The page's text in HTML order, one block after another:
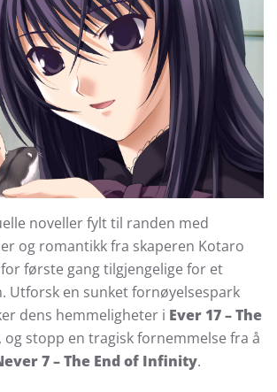
noveller fylt til randen med
og romantikk fra skaperen Kotaro
første gang tilgjengelige for et
Utforsk en sunket fornøyelsespark
dens hemmeligheter i Ever 17 – The
, og stopp en tragisk fornemmelse fra å
7 – The End of Infinity.